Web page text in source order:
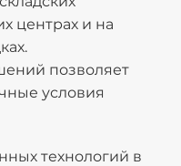
центрах и на
позволяет
условия
технологий в